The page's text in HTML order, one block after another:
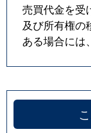
売買代金を受
及び所有権の
ある場合には